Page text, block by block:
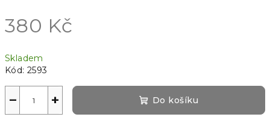
380 Kč
cena:
Skladem
Kód: 2593
+
− Do košíku